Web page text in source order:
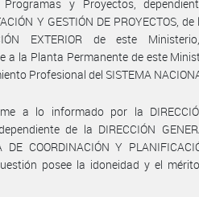
y Proyectos,
Y GESTIÓN DE PROYECTOS,
EXTERIOR de este
a la Planta Permanente de este
Profesional del SISTEMA
a lo informado por la
de la DIRECCIÓN
DE COORDINACIÓN Y
posee la idoneidad y el